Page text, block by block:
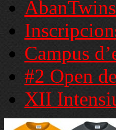
Campus
#2 Open
XII